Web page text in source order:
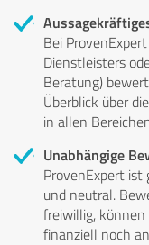
Bei
Dienstleisters
Beratung)
Überblick über
in allen
Unabhängige
ProvenExpert ist
und neutral.
freiwillig,
finanziell noch